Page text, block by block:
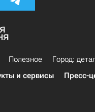
Полезное
Город:
и сервисы Пресс-